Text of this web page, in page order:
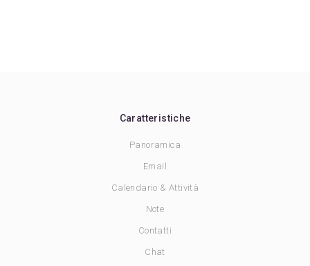
Caratteristiche
Panoramica
Email
Calendario & Attività
Note
Contatti
Chat